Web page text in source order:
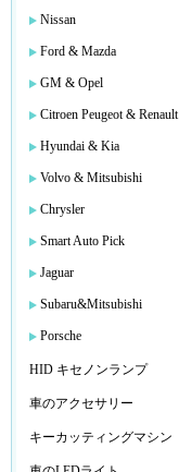
Nissan
Ford & Mazda
GM & Opel
Citroen Peugeot & Renault
Hyundai & Kia
Volvo & Mitsubishi
Chrysler
Smart Auto Pick
Jaguar
Subaru&Mitsubishi
Porsche
HID キセノンランプ
車のアクセサリー
キーカッティングマシン